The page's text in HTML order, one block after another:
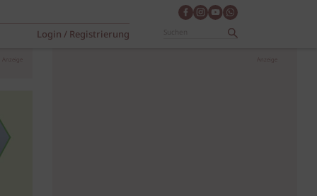
Login / Registrierung
Anzeige Anzeige